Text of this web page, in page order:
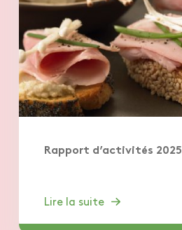
Rapport d’activités 2025
Lire la suite